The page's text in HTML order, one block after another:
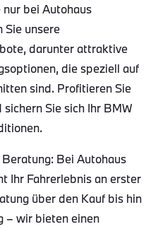
bei Autohaus
Sie unsere
darunter attraktive
die speziell auf
sind. Profitieren Sie
Sie sich Ihr BMW
Bei Autohaus
Ihr Fahrerlebnis an erster
über den Kauf bis hin
– wir bieten einen